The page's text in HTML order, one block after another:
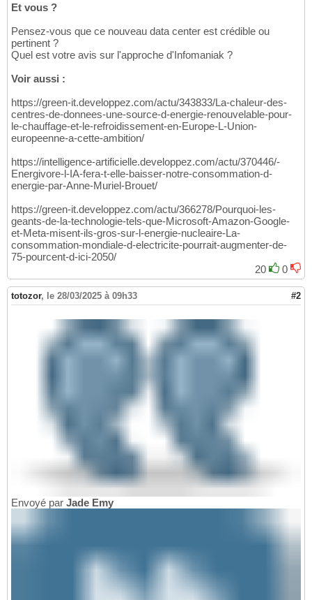
Et vous ?
Pensez-vous que ce nouveau data center est crédible ou
pertinent ?
Quel est votre avis sur l'approche d'Infomaniak ?
Voir aussi :
https://green-it.developpez.com/actu/343833/La-chaleur-des-
centres-de-donnees-une-source-d-energie-renouvelable-pour-
le-chauffage-et-le-refroidissement-en-Europe-L-Union-
europeenne-a-cette-ambition/
https://intelligence-artificielle.developpez.com/actu/370446/-
Energivore-l-IA-fera-t-elle-baisser-notre-consommation-d-
energie-par-Anne-Muriel-Brouet/
https://green-it.developpez.com/actu/366278/Pourquoi-les-
geants-de-la-technologie-tels-que-Microsoft-Amazon-Google-
et-Meta-misent-ils-gros-sur-l-energie-nucleaire-La-
consommation-mondiale-d-electricite-pourrait-augmenter-de-
75-pourcent-d-ici-2050/
20
0
totozor, le 28/03/2025 à 09h33 #2
Envoyé par Jade Emy